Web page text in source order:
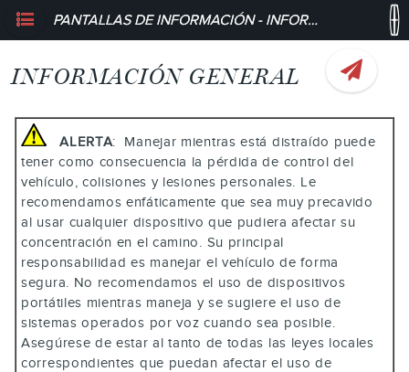
PANTALLAS DE INFORMACIÓN - INFORMACIÓN GENERAL
INFORMACIÓN GENERAL
ALERTA: Manejar mientras está distraído puede
tener como consecuencia la pérdida de control del
vehículo, colisiones y lesiones personales. Le
recomendamos enfáticamente que sea muy precavido
al usar cualquier dispositivo que pudiera afectar su
concentración en el camino. Su principal
responsabilidad es manejar el vehículo de forma
segura. No recomendamos el uso de dispositivos
portátiles mientras maneja y se sugiere el uso de
sistemas operados por voz cuando sea posible.
Asegúrese de estar al tanto de todas las leyes locales
correspondientes que puedan afectar el uso de